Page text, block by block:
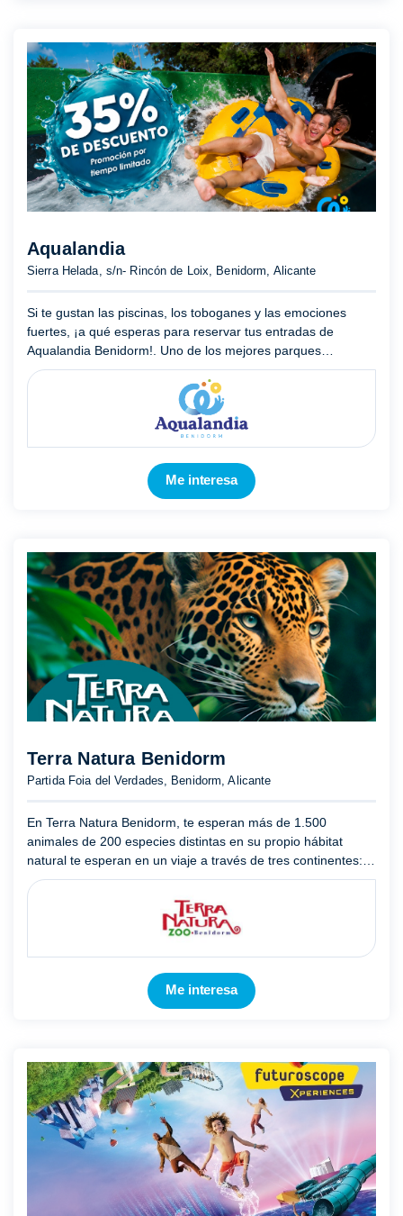
Aqualandia
Sierra Helada, s/n- Rincón de Loix, Benidorm, Alicante
Si te gustan las piscinas, los toboganes y las emociones
fuertes, ¡a qué esperas para reservar tus entradas de
Aqualandia Benidorm!. Uno de los mejores parques
acuáticos de España, que cuenta con atracciones de récord
Mostrar más
Me interesa
Terra Natura Benidorm
Partida Foia del Verdades, Benidorm, Alicante
En Terra Natura Benidorm, te esperan más de 1.500
animales de 200 especies distintas en su propio hábitat
natural te esperan en un viaje a través de tres continentes:
América, Asia y Europa. Elefantes, leones, tigres,
Mostrar más
Me interesa